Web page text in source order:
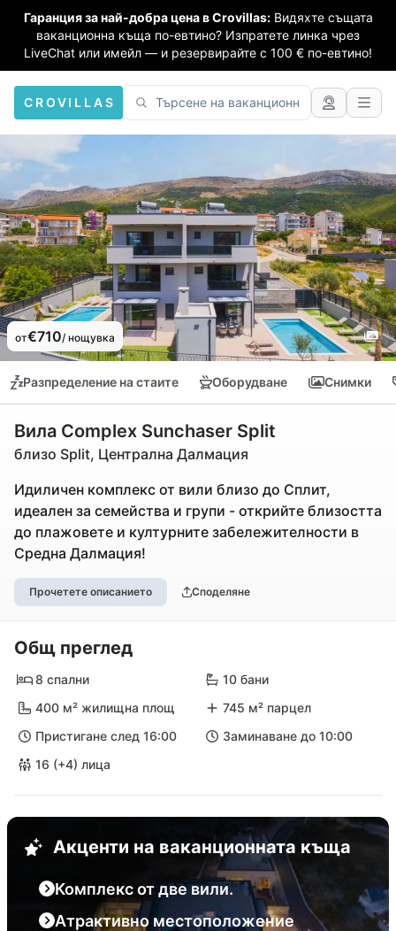
Гаранция за най-добра цена в Crovillas: Видяхте същата
ваканционна къща по-евтино? Изпратете линка чрез
LiveChat или имейл — и резервирайте с 100 € по-евтино!
CROVILLAS
от€710/ нощувка
Разпределение на стаите Оборудване Снимки
Вила Complex Sunchaser Split
близо Split, Централна Далмация
Идиличен комплекс от вили близо до Сплит,
идеален за семейства и групи - открийте близостта
до плажовете и културните забележителности в
Средна Далмация!
Прочетете описанието Споделяне
Общ преглед
8 спални
10 бани
400 м² жилищна площ
745 м² парцел
Пристигане след 16:00
Заминаване до 10:00
16 (+4) лица
Акценти на ваканционната къща
Комплекс от две вили.
Атрактивно местоположение